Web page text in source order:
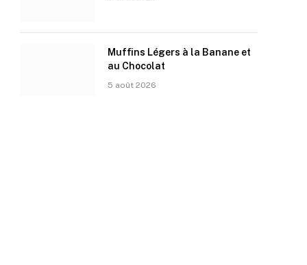
Muffins Légers à la Banane et
au Chocolat
5 août 2026